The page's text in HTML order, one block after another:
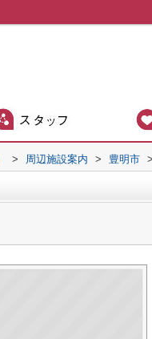
> 周辺施設案内 > 豊明市 >